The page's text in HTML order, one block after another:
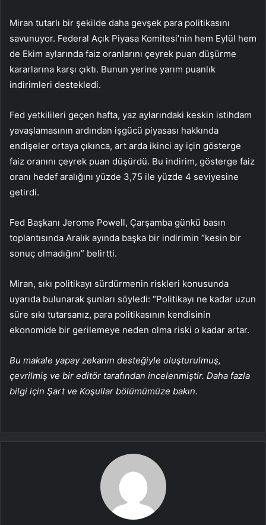
Miran tutarlı bir şekilde daha gevşek para politikasını
savunuyor. Federal Açık Piyasa Komitesi’nin hem Eylül hem
de Ekim aylarında faiz oranlarını çeyrek puan düşürme
kararlarına karşı çıktı. Bunun yerine yarım puanlık
indirimleri destekledi.
Fed yetkilileri geçen hafta, yaz aylarındaki keskin istihdam
yavaşlamasının ardından işgücü piyasası hakkında
endişeler ortaya çıkınca, art arda ikinci ay için gösterge
faiz oranını çeyrek puan düşürdü. Bu indirim, gösterge faiz
oranı hedef aralığını yüzde 3,75 ile yüzde 4 seviyesine
getirdi.
Fed Başkanı Jerome Powell, Çarşamba günkü basın
toplantısında Aralık ayında başka bir indirimin “kesin bir
sonuç olmadığını” belirtti.
Miran, sıkı politikayı sürdürmenin riskleri konusunda
uyarıda bulunarak şunları söyledi: “Politikayı ne kadar uzun
süre sıkı tutarsanız, para politikasının kendisinin
ekonomide bir gerilemeye neden olma riski o kadar artar.
Bu makale yapay zekanın desteğiyle oluşturulmuş,
çevrilmiş ve bir editör tarafından incelenmiştir. Daha fazla
bilgi için Şart ve Koşullar bölümümüze bakın.